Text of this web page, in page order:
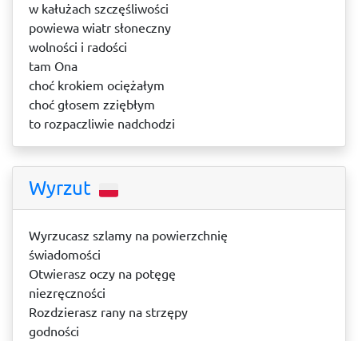
w kałużach szczęśliwości
powiewa wiatr słoneczny
wolności i radości
tam Ona
choć krokiem ociężałym
choć głosem zziębłym
to rozpaczliwie nadchodzi
Wyrzut
Wyrzucasz szlamy na powierzchnię
świadomości
Otwierasz oczy na potęgę
niezręczności
Rozdzierasz rany na strzępy
godności